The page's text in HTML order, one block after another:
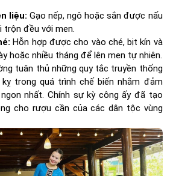
liệu: Gạo nếp, ngô hoặc sắn được nấu
trộn đều với men.
Hỗn hợp được cho vào ché, bịt kín và
hoặc nhiều tháng để lên men tự nhiên.
tuân thủ những quy tắc truyền thống
trong quá trình chế biến nhằm đảm
nhất. Chính sự kỳ công ấy đã tạo
cho rượu cần của các dân tộc vùng